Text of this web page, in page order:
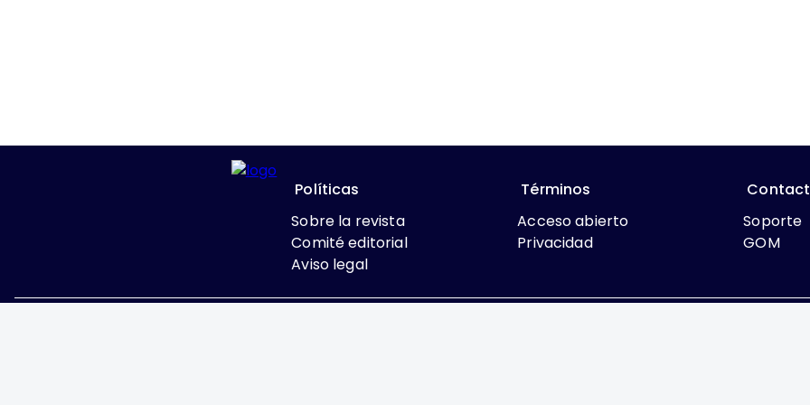
Políticas
Sobre la revista
Comité editorial
Aviso legal
Términos
Acceso abierto
Privacidad
Soporte
GOM